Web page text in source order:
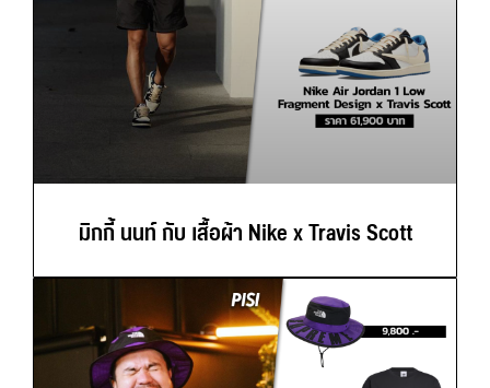
มิกกี้ นนท์ กับ เสื้อผ้า Nike x Travis Scott